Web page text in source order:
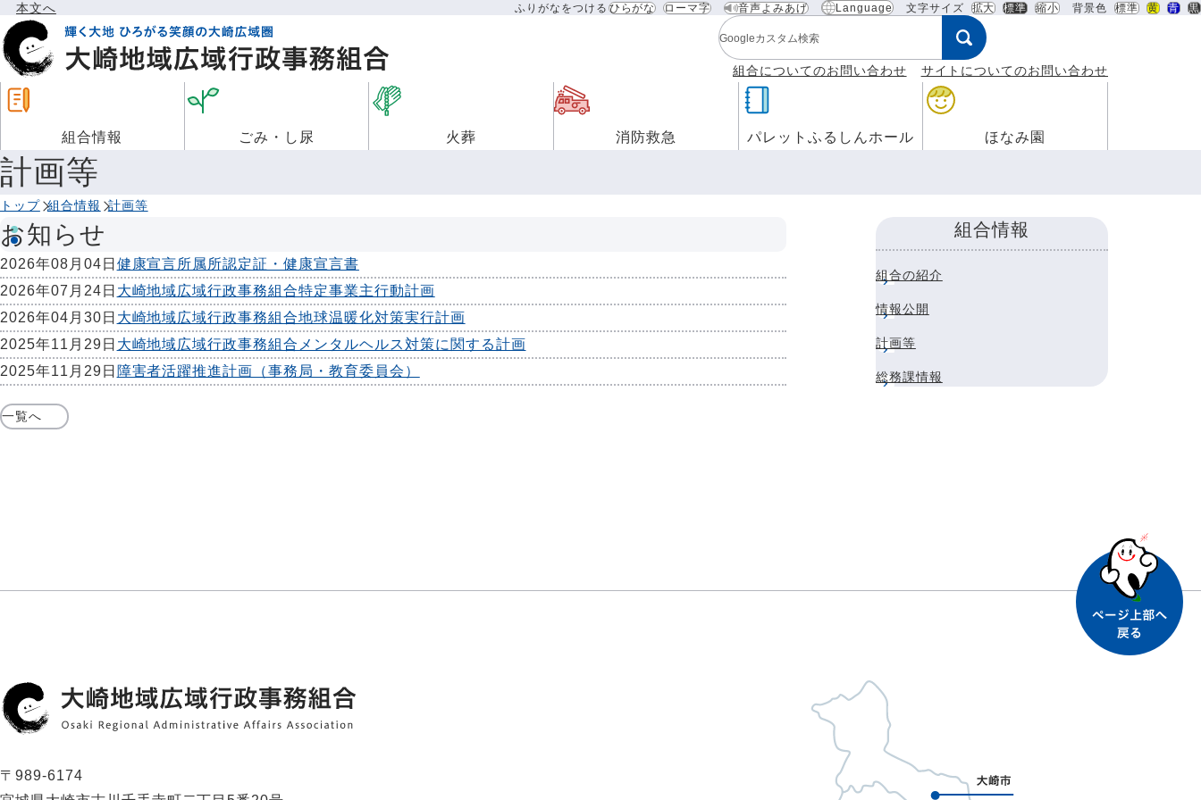
本文へ ふりがなをつける ひらがな ローマ字 音声よみあげ Language 文字サイズ 拡大 標準 縮小 背景色 標準 黄 青 黒
検索キーワード
組合についてのお問い合わせ サイトについてのお問い合わせ
組合情報 ごみ・し尿 火葬 消防救急 パレットふるしんホール ほなみ園
計画等
トップ 組合情報 計画等
お知らせ
2026年08月04日 健康宣言所属所認定証・健康宣言書
2026年07月24日 大崎地域広域行政事務組合特定事業主行動計画
2026年04月30日 大崎地域広域行政事務組合地球温暖化対策実行計画
2025年11月29日 大崎地域広域行政事務組合メンタルヘルス対策に関する計画
2025年11月29日 障害者活躍推進計画（事務局・教育委員会）
一覧へ
組合情報
組合の紹介
情報公開
計画等
総務課情報
〒989-6174